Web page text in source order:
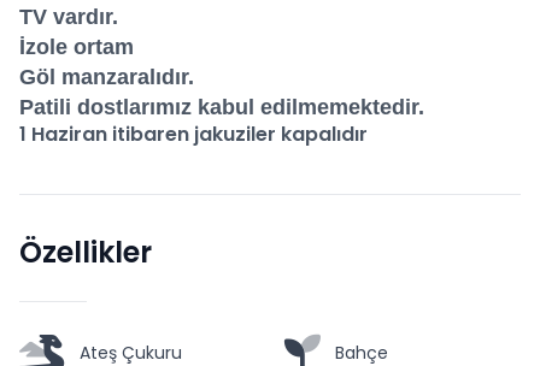
TV vardır.
İzole ortam
Göl manzaralıdır.
Patili dostlarımız kabul edilmemektedir.
1 Haziran itibaren jakuziler kapalıdır
Özellikler
Ateş Çukuru Bahçe